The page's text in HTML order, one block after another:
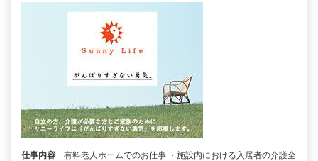
仕事内容
有料老人ホームでのお仕事 ・施設内における入居者の介護全